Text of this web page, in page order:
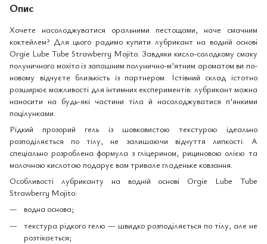
Опис
Хочете насолоджуватися оральними пестощами, наче смачним
коктейлем? Для цього радимо купити лубрикант на водній основі
Orgie Lube Tube Strawberry Mojito. Завдяки кисло-солодкому смаку
полуничного мохіто із запашним полунично-м’ятним ароматом ви по-
новому відчуєте близькість із партнером. Їстівний склад істотно
розширює можливості для інтимних експериментів: лубрикант можна
наносити на будь-які частини тіла й насолоджуватися п’янкими
поцілунками.
Рідкий прозорий гель із шовковистою текстурою ідеально
розподіляється по тілу, не залишаючи відчуття липкості. А
спеціально розроблена формула з гліцерином, рициновою олією та
молочною кислотою подарує вам тривале гладеньке ковзання.
Особливості лубриканту на водній основі Orgie Lube Tube
Strawberry Mojito:
водна основа;
текстура рідкого гелю — швидко розподіляється по тілу, але не
розтікається;